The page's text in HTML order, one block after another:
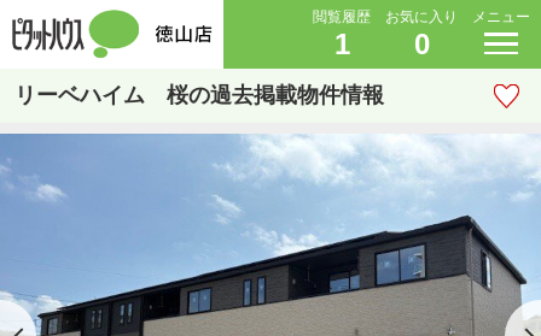
閲覧履歴
1
お気に入り
0
メニュー
リーベハイム 桜の過去掲載物件情報